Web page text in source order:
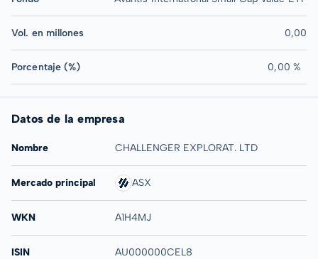
Vol. en millones 0,00
Porcentaje (%) 0,00 %
Datos de la empresa
Nombre CHALLENGER EXPLORAT. LTD
Mercado principal ASX
WKN A1H4MJ
ISIN AU000000CEL8